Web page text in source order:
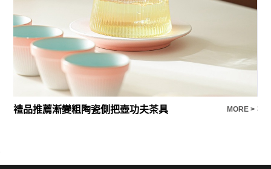
禮品推薦漸變粗陶瓷側把壺功夫茶具 MORE >